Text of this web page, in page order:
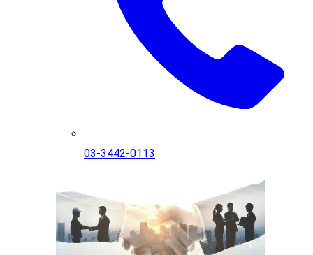
03-3442-0113